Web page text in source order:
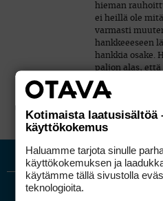
hieman
ei heillä ole
varmasti
hankkeeeseen
hankkia osake.
paljon alas,
Kotimaista laatusisältöä
käyttökokemus
Haluamme tarjota sinulle
käyttökokemuksen ja
käytämme tällä sivustolla
teknologioita.